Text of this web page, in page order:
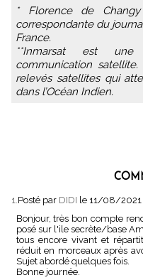
* Florence de
correspondante du journal
France.
**Inmarsat est une
communication
relevés satellites qui
dans l’Océan Indien.
1. Posté par DIDI le 11/08/2021
Bonjour, très bon compte
posé sur l'ile secrète/base
tous encore vivant et
réduit en morceaux après
Sujet abordé quelques fois.
Bonne journée.